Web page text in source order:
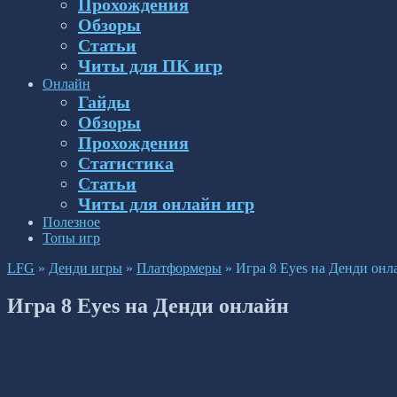
Прохождения
Обзоры
Статьи
Читы для ПК игр
Онлайн
Гайды
Обзоры
Прохождения
Статистика
Статьи
Читы для онлайн игр
Полезное
Топы игр
LFG » Денди игры » Платформеры » Игра 8 Eyes на Денди
Игра 8 Eyes на Денди онлайн